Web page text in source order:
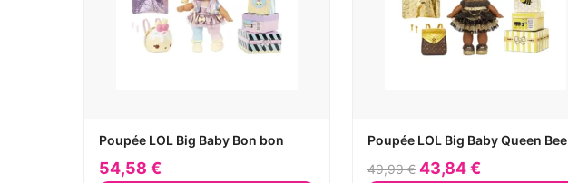
Poupée LOL Big Baby Bon bon
54,58 €
Poupée LOL Big Baby Queen Bee
49,99 € 43,84 €